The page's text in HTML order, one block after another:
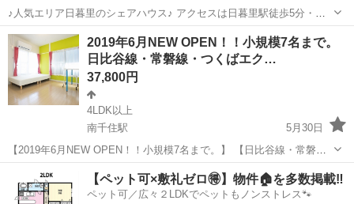
♪人気エリア日暮里のシェアハウス♪ アクセスは日暮里駅徒歩5分・鶯
谷駅徒歩10分の好立地！ 安心の女性限定物件です(^^) ※30半くらいの
方までになります。 【賃料】 101号室・102号室・...
東京 荒川区 日暮里駅 初期
2019年6月NEW OPEN！！小規模7名まで。
日比谷線・常磐線・つくばエク…
37,800円
4LDK以上
南千住駅
5月30日
【2019年6月NEW OPEN！！小規模7名まで。】 【日比谷線・常磐
線・つくばエクスプレスの3路線使用可能で「銀座」「上野」「六本
木」「恵比寿」「秋葉原」といった主要駅へのアクセス最高の「南千
住駅」徒歩5分。フルリフォ...
南千住駅 シェアハウス 徒歩
【ペット可×敷礼ゼロ🉐】物件🏠を多数掲載‼️
ペット可／広々２LDKでペットもノンストレス🐾